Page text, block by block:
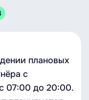
плановых
с
07:00 до 20:00.